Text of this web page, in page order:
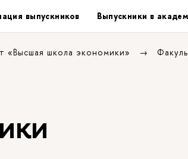
выпускников Выпускники в
«Высшая школа экономики»